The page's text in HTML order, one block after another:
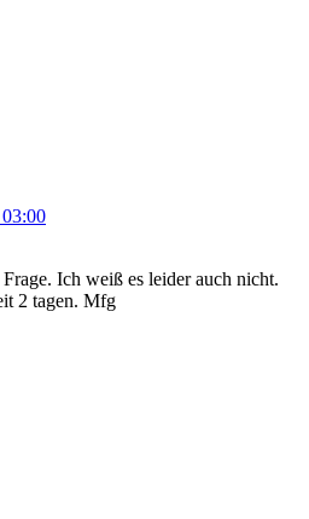
Ich weiß es leider auch nicht.
2 tagen. Mfg